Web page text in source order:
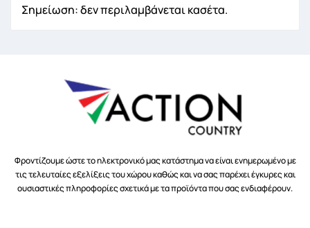
Σημείωση: δεν περιλαμβάνεται κασέτα.
Φροντίζουμε ώστε το ηλεκτρονικό μας κατάστημα να είναι ενημερωμένο με
τις τελευταίες εξελίξεις του χώρου καθώς και να σας παρέχει έγκυρες και
ουσιαστικές πληροφορίες σχετικά με τα προϊόντα που σας ενδιαφέρουν.